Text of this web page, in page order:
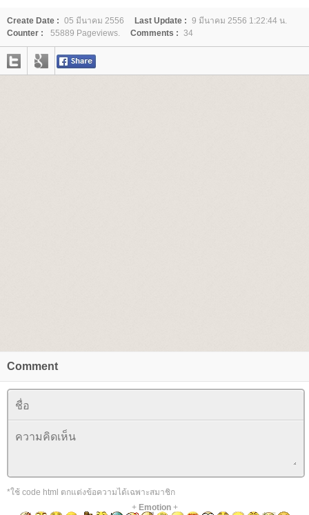
Create Date : 05 มีนาคม 2556 Last Update : 9 มีนาคม 2556 1:22:44 น.
Counter :
55889 Pageviews. Comments : 34
Comment
*ใช้ code html ตกแต่งข้อความได้เฉพาะสมาชิก
+ Emotion+